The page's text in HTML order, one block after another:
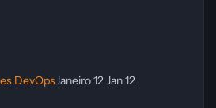
DevOpsJaneiro 12Jan 12